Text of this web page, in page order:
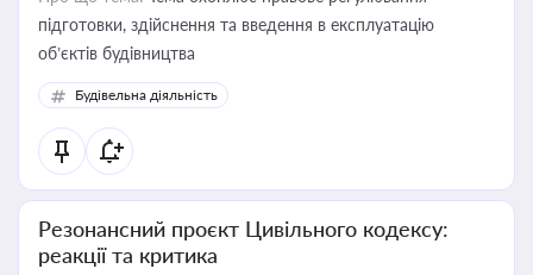
підготовки, здійснення та введення в експлуатацію
об’єктів будівництва
Будівельна діяльність
Резонансний проєкт Цивільного кодексу:
реакції та критика